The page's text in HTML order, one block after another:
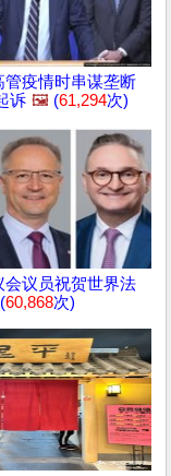
管疫情时串谋垄断
诉 🖼️ (61,294次)
会议员祝贺世界法
(60,868次)